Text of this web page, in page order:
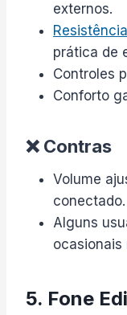
externos.
prática de
Controles
Conforto
❌ Contras
Volume
conectado.
Alguns
ocasionais
5. Fone